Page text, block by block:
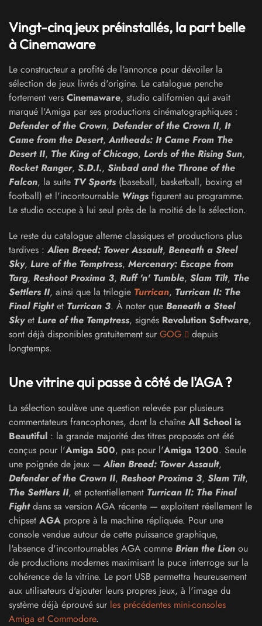
Vingt-cinq jeux préinstallés, la part belle
à Cinemaware
Le constructeur a profité de l'annonce pour dévoiler la
sélection de jeux livrés d'origine. Le catalogue penche
fortement vers Cinemaware, studio californien qui avait
marqué l'Amiga par ses productions cinématographiques :
Defender of the Crown, Defender of the Crown II, It
Came from the Desert,Antheads: It Came From The
Desert II, The King of Chicago, Lords of the Rising Sun,
Rocket Ranger, S.D.I., Sinbad and the Throne of the
Falcon, la suite TV Sports (baseball, basketball, boxing et
football) et l'incontournable Wings figurent au programme.
Le studio occupe à lui seul près de la moitié de la sélection.
Le reste du catalogue alterne classiques et productions plus
tardives :Alien Breed: Tower Assault, Beneath a Steel
Sky, Lure of the Temptress, Mercenary: Escape from
Targ, Reshoot Proxima 3, Ruff 'n' Tumble, Slam Tilt, The
Settlers II, ainsi que la trilogie Turrican, Turrican II: The
Final Fightet Turrican 3. À noter que Beneath a Steel
Skyet Lure of the Temptress, signés Revolution Software,
sont déjà disponibles gratuitement sur GOG
depuis
longtemps.
Une vitrine qui passe à côté de l'AGA ?
La sélection soulève une question relevée par plusieurs
commentateurs francophones, dont la chaîne All School is
Beautiful : la grande majorité des titres proposés ont été
conçus pour l'Amiga 500, pas pour l'Amiga 1200. Seule
une poignée de jeux —Alien Breed: Tower Assault,
Defender of the Crown II, Reshoot Proxima 3, Slam Tilt,
The Settlers II, et potentiellement Turrican II: The Final
Fightdans sa version AGA récente — exploitent réellement le
chipset AGA propre à la machine répliquée. Pour une
console vendue autour de cette puissance graphique,
l'absence d'incontournables AGA comme Brian the Lion ou
de productions modernes maximisant la puce interroge sur la
cohérence de la vitrine. Le port USB permettra heureusement
aux utilisateurs d'ajouter leurs propres jeux, à l'image du
système déjà éprouvé sur les précédentes mini-consoles
Amiga et Commodore.